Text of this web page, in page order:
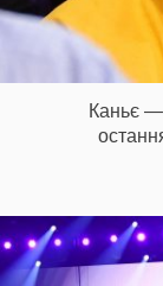
Каньє